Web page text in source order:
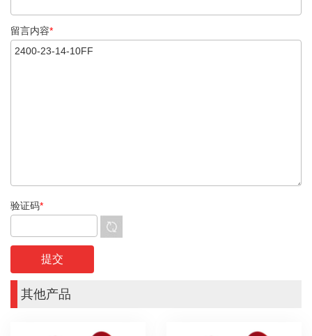
留言内容*
验证码*
其他产品